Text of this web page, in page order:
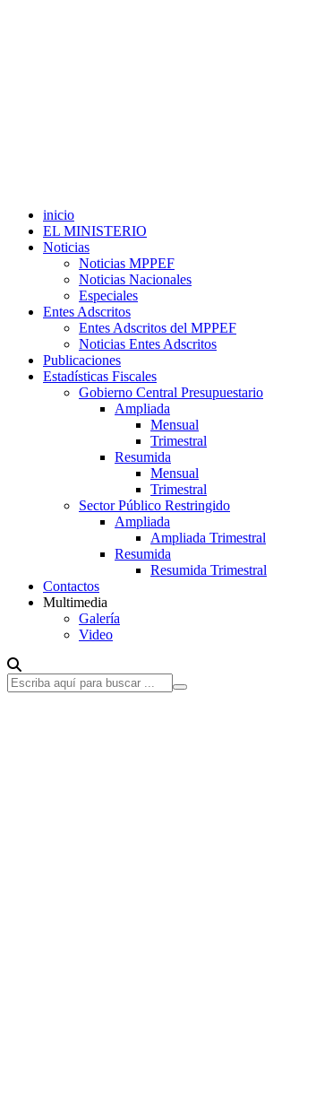
inicio
EL MINISTERIO
Noticias
Noticias MPPEF
Noticias Nacionales
Especiales
Entes Adscritos
Entes Adscritos del MPPEF
Noticias Entes Adscritos
Publicaciones
Estadísticas Fiscales
Gobierno Central Presupuestario
Ampliada
Mensual
Trimestral
Resumida
Mensual
Trimestral
Sector Público Restringido
Ampliada
Ampliada Trimestral
Resumida
Resumida Trimestral
Contactos
Multimedia
Galería
Video